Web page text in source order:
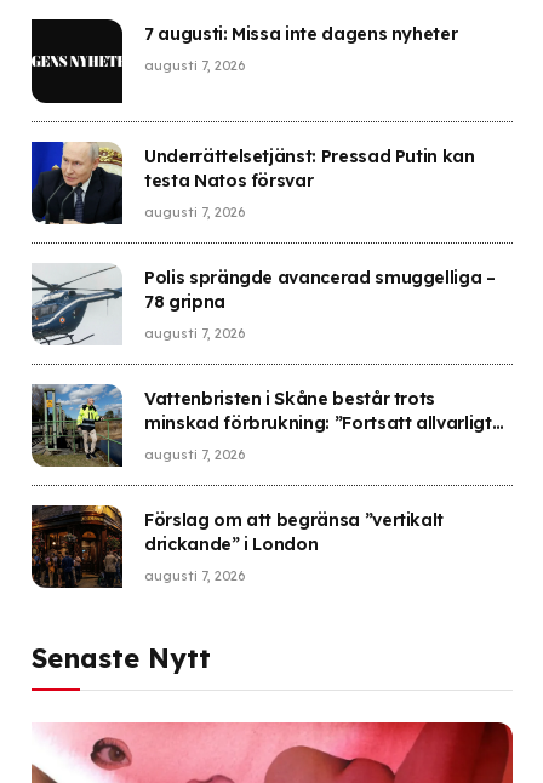
7 augusti: Missa inte dagens nyheter
augusti 7, 2026
Underrättelsetjänst: Pressad Putin kan
testa Natos försvar
augusti 7, 2026
Polis sprängde avancerad smuggelliga –
78 gripna
augusti 7, 2026
Vattenbristen i Skåne består trots
minskad förbrukning: ”Fortsatt allvarligt
läge”
augusti 7, 2026
Förslag om att begränsa ”vertikalt
drickande” i London
augusti 7, 2026
Senaste Nytt